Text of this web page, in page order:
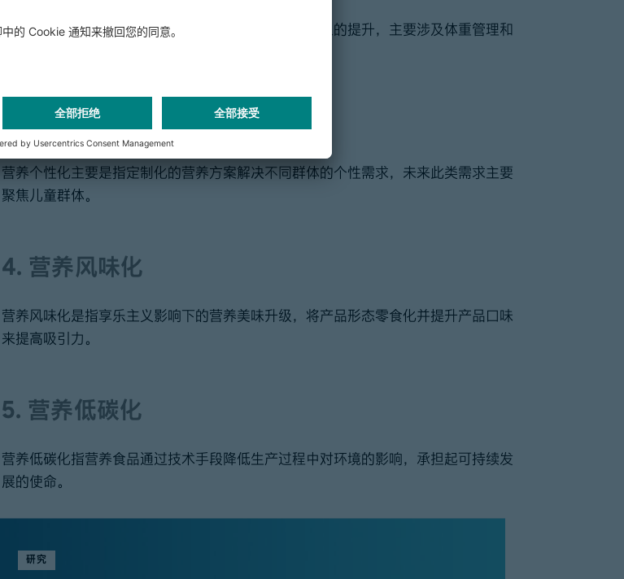
营养疗愈化是指在保障机体营养的同时兼顾情绪和形象的提升，主要涉及体重管理和
3. 营养个性化
营养个性化主要是指定制化的营养方案解决不同群体的个性需求，未来此类需求主要
聚焦儿童群体。
4. 营养风味化
营养风味化是指享乐主义影响下的营养美味升级，将产品形态零食化并提升产品口味
来提高吸引力。
5. 营养低碳化
营养低碳化指营养食品通过技术手段降低生产过程中对环境的影响，承担起可持续发
展的使命。
研究